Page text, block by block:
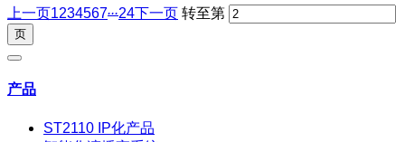
上一页1234567...24下一页 转至第
产品
ST2110 IP化产品